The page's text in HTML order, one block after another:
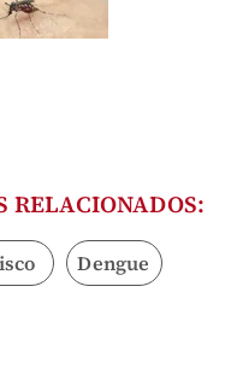
RELACIONADOS:
Dengue